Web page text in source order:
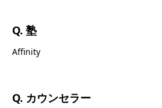
Q. 塾
Affinity
Q. カウンセラー